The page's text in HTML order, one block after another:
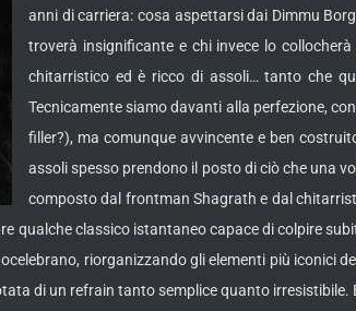
anni di carriera: cosa aspettarsi dai Dimmu
troverà insignificante e chi invece lo
chitarristico ed è ricco di assoli… tanto che
Tecnicamente siamo davanti alla perfezione,
filler?), ma comunque avvincente e ben
assoli spesso prendono il posto di ciò che una
composto dal frontman Shagrath e dal
qualche classico istantaneo capace di colpire
riorganizzando gli elementi più iconici
di un refrain tanto semplice quanto